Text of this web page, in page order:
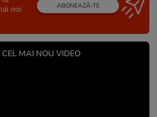
noi
ABONEAZĂ-TE
MAI NOU VIDEO